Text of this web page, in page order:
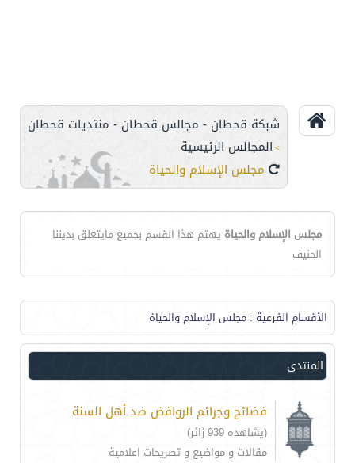
شبكة قحطان - مجالس قحطان - منتديات قحطان
> المجالس الرئيسية
مجلس الإسلام والحياة
مجلس الإسلام والحياة يهتم هذا القسم بجميع مايتعلق بديننا
الحنيف
الأقسام الفرعية : مجلس الإسلام والحياة
المنتدى
فضائح وجرائم الروافض ضد أهل السنة
(يشاهده 939 زائر)
مقالات و مواضيع و تصريحات اعلامية